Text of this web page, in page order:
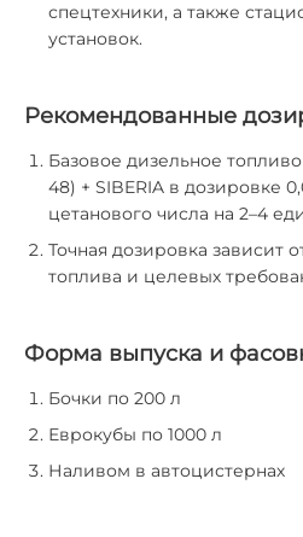
спецтехники, а также
установок.
Рекомендованные
Базовое дизельное
48) + SIBERIA в дозировке
цетанового числа на 2–4
Точная дозировка зависит
топлива и целевых
Форма выпуска и
Бочки по 200 л
Еврокубы по 1000 л
Наливом в автоцистернах